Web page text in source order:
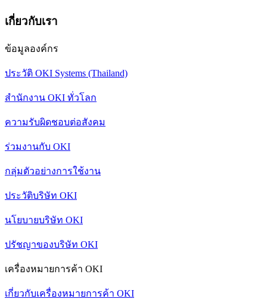
เกี่ยวกับเรา
ข้อมูลองค์กร
ประวัติ OKI Systems (Thailand)
สำนักงาน OKI ทั่วโลก
ความรับผิดชอบต่อสังคม
ร่วมงานกับ OKI
กลุ่มตัวอย่างการใช้งาน
ประวัติบริษัท OKI
นโยบายบริษัท OKI
ปรัชญาของบริษัท OKI
เครื่องหมายการค้า OKI
เกี่ยวกับเครื่องหมายการค้า OKI